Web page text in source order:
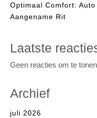
Optimaal Comfort:
Aangename Rit
Laatste
Geen reacties om te
Archief
juli 2026